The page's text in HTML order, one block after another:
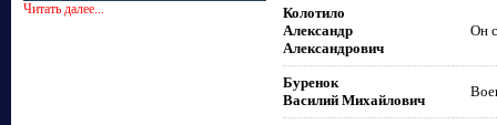
Читать далее...
Колотило
Александр
Александрович
Он
Буренок
Василий Михайлович